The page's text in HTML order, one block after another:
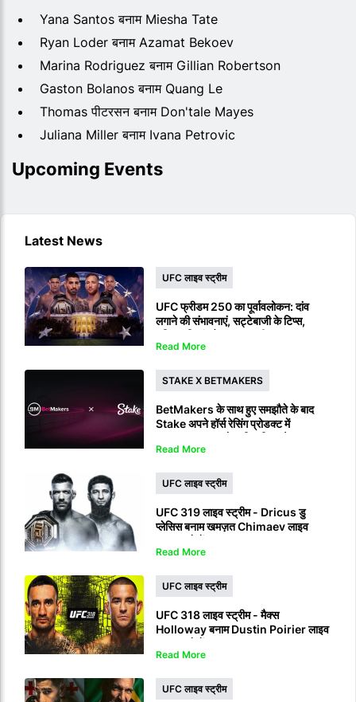
Yana Santos बनाम Miesha Tate
Ryan Loder बनाम Azamat Bekoev
Marina Rodriguez बनाम Gillian Robertson
Gaston Bolanos बनाम Quang Le
Thomas पीटरसन बनाम Don'tale Mayes
Juliana Miller बनाम Ivana Petrovic
Upcoming Events
Latest News
UFC लाइव स्ट्रीम
UFC फ्रीडम 250 का पूर्वावलोकन: दांव
लगाने की संभावनाएं, सट्टेबाजी के टिप्स,
Read More
STAKE X BETMAKERS
BetMakers के साथ हुए समझौते के बाद
Stake अपने हॉर्स रेसिंग प्रोडक्ट में
Read More
UFC लाइव स्ट्रीम
UFC 319 लाइव स्ट्रीम - Dricus डु
प्लेसिस बनाम खमज़त Chimaev लाइव
Read More
UFC लाइव स्ट्रीम
UFC 318 लाइव स्ट्रीम - मैक्स
Holloway बनाम Dustin Poirier लाइव
Read More
UFC लाइव स्ट्रीम